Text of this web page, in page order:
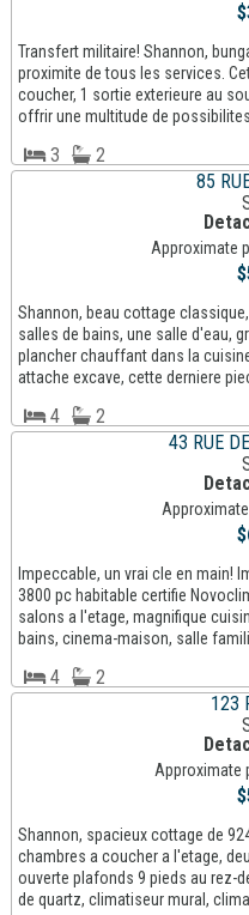
Transfert militaire! Shannon,
proximite de tous les services.
coucher, 1 sortie exterieure au
offrir une multitude de
3 2
85
Approximate
Shannon, beau cottage
salles de bains, une salle d'eau,
plancher chauffant dans la
attache excave, cette derniere
4 2
43 RUE
Impeccable, un vrai cle en main!
3800 pc habitable certifie
salons a l'etage, magnifique
bains, cinema-maison, salle
4 2
123
Approximate
Shannon, spacieux cottage de
chambres a coucher a l'etage,
ouverte plafonds 9 pieds au rez-
de quartz, climatiseur mural,